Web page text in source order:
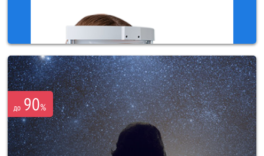
до 90%